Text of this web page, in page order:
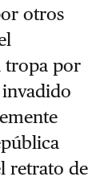
otros
tropa por
retrato de